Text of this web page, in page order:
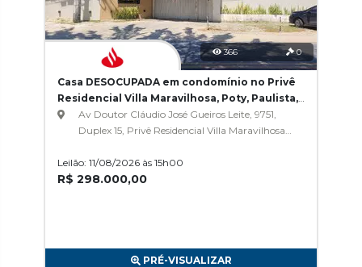
366 0
Casa DESOCUPADA em condomínio no Privê
Residencial Villa Maravilhosa, Poty, Paulista,
PE
Av Doutor Cláudio José Gueiros Leite, 9751,
Duplex 15, Privê Residencial Villa Maravilhosa,
Leilão: 11/08/2026 às 15h00
R$ 298.000,00
PRÉ-VISUALIZAR